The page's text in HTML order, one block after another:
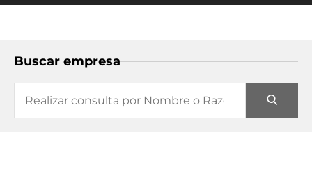
Buscar empresa